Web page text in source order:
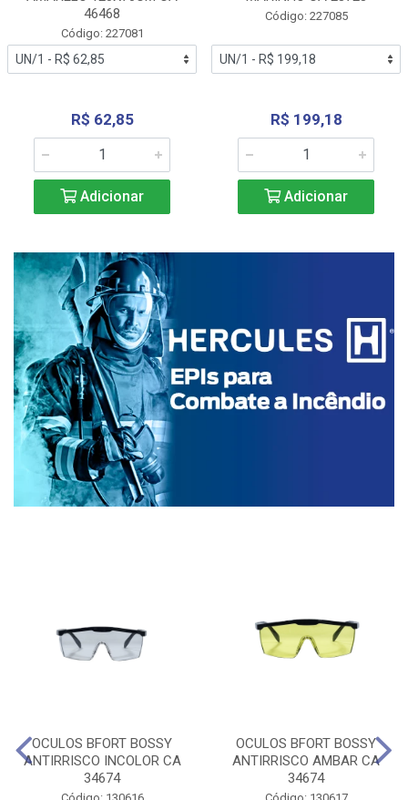
46468
Código: 227081
R$ 62,85
Adicionar
Código: 227085
R$ 199,18
Adicionar
OCULOS BFORT BOSSY
ANTIRRISCO INCOLOR CA
34674
OCULOS BFORT BOSSY
ANTIRRISCO AMBAR CA
34674